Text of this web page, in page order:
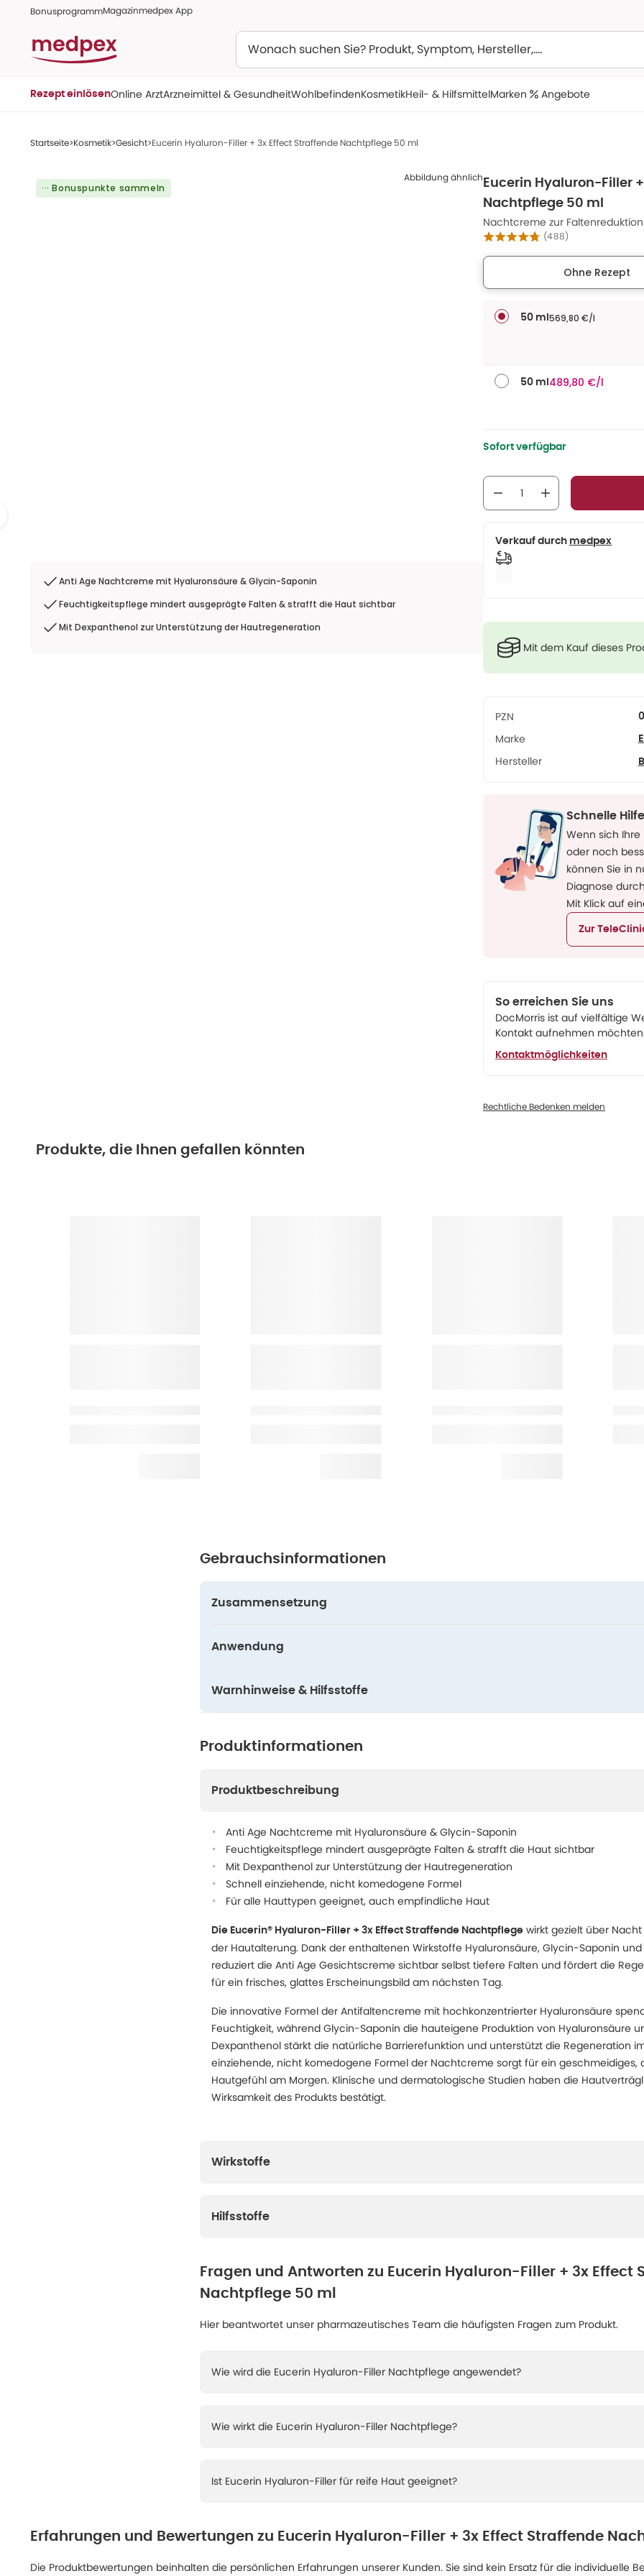
BonusprogrammMagazinmedpex App
Rezept einlösenOnline ArztArzneimittel & GesundheitWohlbefindenKosmetikHeil- & HilfsmittelMarken Angebote
Startseite Kosmetik Gesicht Eucerin Hyaluron-Filler + 3x Effect Straffende Nachtpflege 50 ml
··· Bonuspunkte sammeln
Abbildung ähnlich
Anti Age Nachtcreme mit Hyaluronsäure & Glycin-Saponin
Feuchtigkeitspflege mindert ausgeprägte Falten & strafft die Haut sichtbar
Mit Dexpanthenol zur Unterstützung der Hautregeneration
Eucerin Hyaluron-Filler
Nachtpflege 50 ml
Nachtcreme zur
(488)
Ohne Rezept
50 ml 569,80 €/l
50 ml 489,80 €/l
Sofort verfügbar
Verkauf durch medpex
Mit dem Kauf dieses
PZN
Marke
Hersteller
Schnelle
Wenn sich
oder noch
können Sie in
Diagnose
Mit Klick auf
Zur
So erreichen Sie uns
DocMorris ist auf vielfältige
Kontakt aufnehmen
Kontaktmöglichkeiten
Rechtliche Bedenken melden
Produkte, die Ihnen gefallen könnten
Gebrauchsinformationen
Zusammensetzung
Anwendung
Warnhinweise & Hilfsstoffe
Produktinformationen
Produktbeschreibung
Anti Age Nachtcreme mit Hyaluronsäure & Glycin-Saponin
Feuchtigkeitspflege mindert ausgeprägte Falten & strafft die Haut sichtbar
Mit Dexpanthenol zur Unterstützung der Hautregeneration
Schnell einziehende, nicht komedogene Formel
Für alle Hauttypen geeignet, auch empfindliche Haut
Die Eucerin® Hyaluron-Filler + 3x Effect Straffende Nachtpflege wirkt gezielt über
der Hautalterung. Dank der enthaltenen Wirkstoffe Hyaluronsäure, Glycin-Saponin
reduziert die Anti Age Gesichtscreme sichtbar selbst tiefere Falten und fördert die
für ein frisches, glattes Erscheinungsbild am nächsten Tag.
Die innovative Formel der Antifaltencreme mit hochkonzentrierter Hyaluronsäure
Feuchtigkeit, während Glycin-Saponin die hauteigene Produktion von Hyaluronsäure
Dexpanthenol stärkt die natürliche Barrierefunktion und unterstützt die Regeneration
einziehende, nicht komedogene Formel der Nachtcreme sorgt für ein geschmeidiges,
Hautgefühl am Morgen. Klinische und dermatologische Studien haben die
Wirksamkeit des Produkts bestätigt.
Wirkstoffe
Hilfsstoffe
Fragen und Antworten zu Eucerin Hyaluron-Filler + 3x Effect
Nachtpflege 50 ml
Hier beantwortet unser pharmazeutisches Team die häufigsten Fragen zum Produkt.
Wie wird die Eucerin Hyaluron-Filler Nachtpflege angewendet?
Wie wirkt die Eucerin Hyaluron-Filler Nachtpflege?
Ist Eucerin Hyaluron-Filler für reife Haut geeignet?
Erfahrungen und Bewertungen zu Eucerin Hyaluron-Filler + 3x Effect Straffende
Die Produktbewertungen beinhalten die persönlichen Erfahrungen unserer Kunden. Sie sind kein Ersatz für die individuelle